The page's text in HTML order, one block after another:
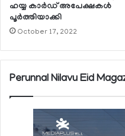
ഹയ്യ കാര്‍ഡ് അപേക്ഷകള്‍
പൂര്‍ത്തിയാക്കി
October 17, 2022
Perunnal Nilavu Eid